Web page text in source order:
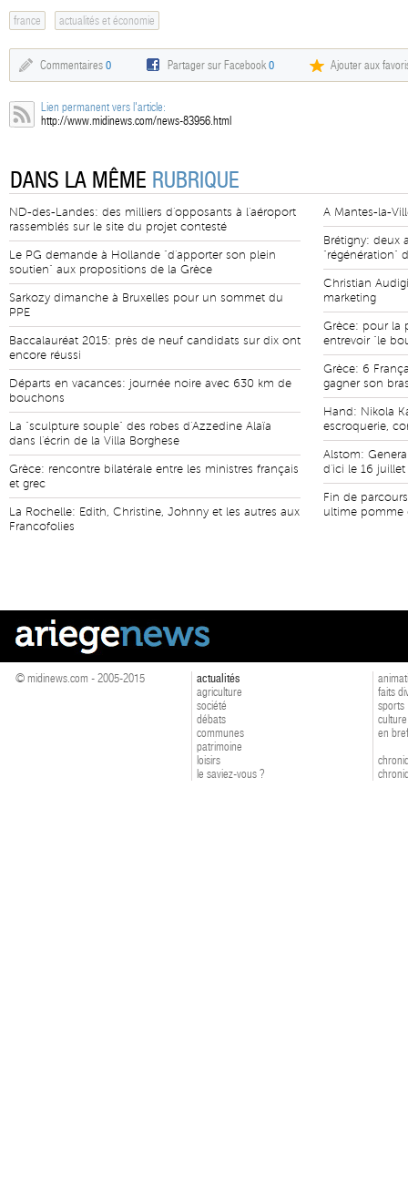
france actualités et économie
Commentaires 0 Partager sur Facebook0 Ajouter aux
Lien permanent vers l'article:
http://www.midinews.com/news-83956.html
DANS LA MÊME RUBRIQUE
ND-des-Landes: des milliers d'opposants à l'aéroport
rassemblés sur le site du projet contesté
Le PG demande à Hollande "d'apporter son plein
soutien" aux propositions de la Grèce
Sarkozy dimanche à Bruxelles pour un sommet du
PPE
Baccalauréat 2015: près de neuf candidats sur dix ont
encore réussi
Départs en vacances: journée noire avec 630 km de
bouchons
La "sculpture souple" des robes d'Azzedine Alaïa
dans l'écrin de la Villa Borghese
Grèce: rencontre bilatérale entre les ministres français
et grec
La Rochelle: Edith, Christine, Johnny et les autres aux
Francofolies
A Mantes-la-
Brétigny: deux
"régénération"
Christian
marketing
Grèce: pour la
entrevoir "le
Grèce: 6
gagner son
Hand: Nikola
escroquerie,
Alstom:
d'ici le 16 juillet
Fin de
ultime pomme
© midinews.com - 2005-2015
actualités
agriculture
société
débats
communes
patrimoine
loisirs
le saviez-vous ?
faits
sports
culture
en bref